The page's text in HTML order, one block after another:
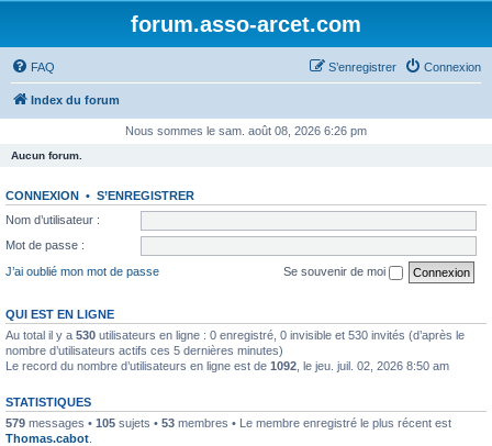
forum.asso-arcet.com
FAQ Connexion
S’enregistrer
Index du forum
Nous sommes le sam. août 08, 2026 6:26 pm
Aucun forum.
CONNEXION • S’ENREGISTRER
Nom d’utilisateur :
Mot de passe :
J’ai oublié mon mot de passe
Se souvenir de moi
QUI EST EN LIGNE
Au total il y a 530 utilisateurs en ligne : 0 enregistré, 0 invisible et 530 invités (d’après le
nombre d’utilisateurs actifs ces 5 dernières minutes)
Le record du nombre d’utilisateurs en ligne est de 1092 , le jeu. juil. 02, 2026 8:50 am
STATISTIQUES
579 messages • 105 sujets • 53 membres • Le membre enregistré le plus récent est
Thomas.cabot